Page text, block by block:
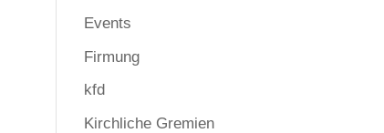
Events
Firmung
kfd
Kirchliche Gremien